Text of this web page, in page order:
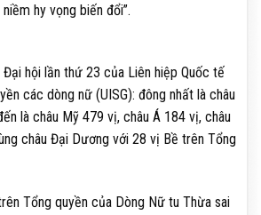
hy vọng biến đổi”.
Đại hội lần thứ 23 của Liên hiệp Quốc tế
các dòng nữ (UISG): đông nhất là châu
là châu Mỹ 479 vị, châu Á 184 vị, châu
châu Đại Dương với 28 vị Bề trên Tổng
Tổng quyền của Dòng Nữ tu Thừa sai